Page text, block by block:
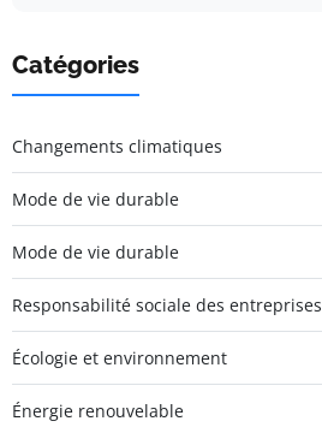
Catégories
Changements climatiques
Mode de vie durable
Mode de vie durable
Responsabilité sociale des entreprises
Écologie et environnement
Énergie renouvelable